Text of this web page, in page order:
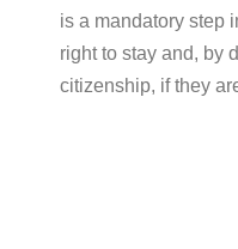
is a mandatory step
right to stay and, by
citizenship, if they